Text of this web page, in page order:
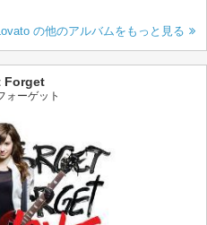
の他のアルバムをもっと見る
Forget
ォーゲット